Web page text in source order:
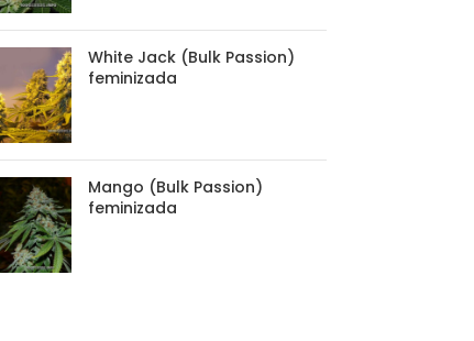
White Jack (Bulk Passion)
feminizada
Mango (Bulk Passion)
feminizada